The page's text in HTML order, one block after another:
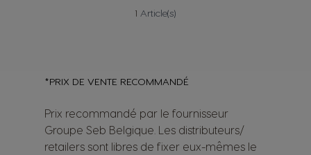
1 Article(s)
*PRIX DE VENTE RECOMMANDÉ
Prix recommandé par le fournisseur
Groupe Seb Belgique. Les distributeurs/
retailers sont libres de fixer eux-mêmes le